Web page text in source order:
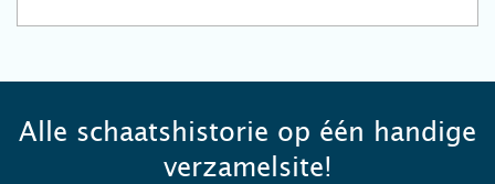
Alle schaatshistorie op één handige
verzamelsite!